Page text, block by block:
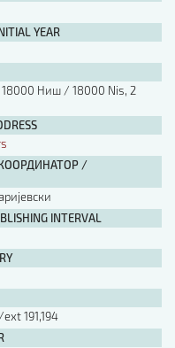
YEAR
Ниш / 18000 Nis, 2
/
INTERVAL
191,194